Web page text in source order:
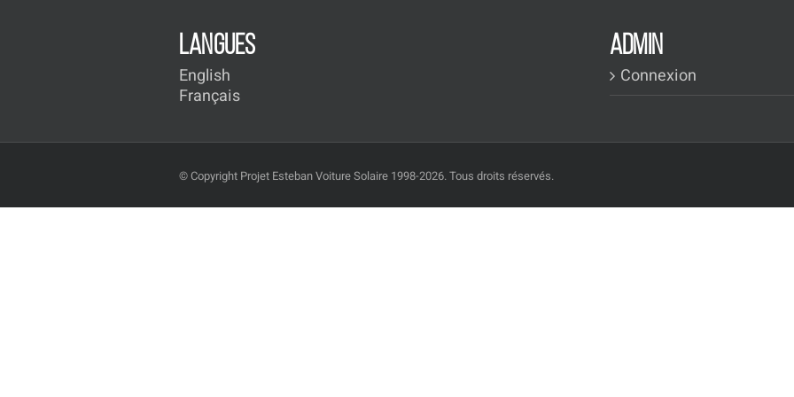
LANGUES
English
Français
ADMIN
Connexion
© Copyright Projet Esteban Voiture Solaire 1998-2026. Tous droits réservés.